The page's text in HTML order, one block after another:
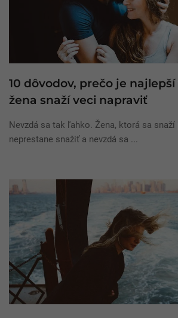
10 dôvodov, prečo je
žena snaží veci napraviť
Nevzdá sa tak ľahko. Žena, ktorá sa
neprestane snažiť a nevzdá sa ...